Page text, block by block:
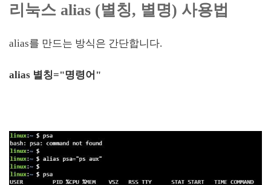
리눅스 alias (별칭, 별명) 사용법
alias를 만드는 방식은 간단합니다.
alias 별칭="명령어"